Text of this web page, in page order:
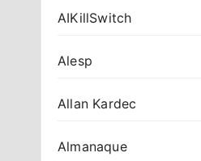
AIKillSwitch
Alesp
Allan Kardec
Almanaque